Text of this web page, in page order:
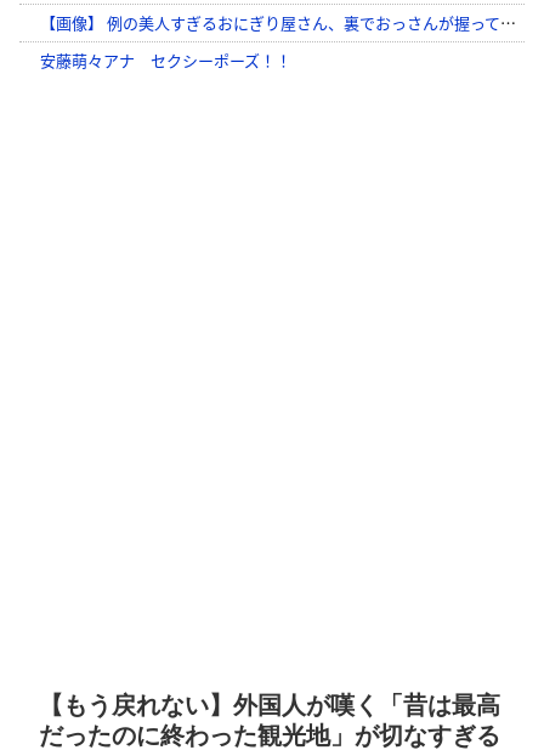
【もう戻れない】外国人が嘆く「昔は最高
だったのに終わった観光地」が切なすぎる